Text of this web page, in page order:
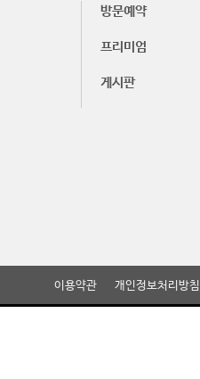
방문예약
프리미엄
게시판
개인정보처리방침
이용약관